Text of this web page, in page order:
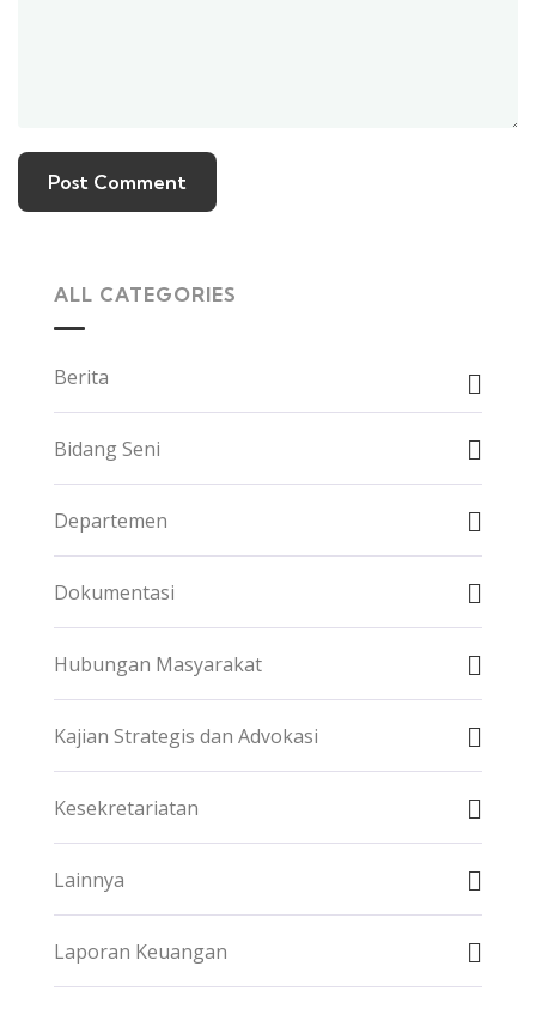
ALL CATEGORIES
Berita
Bidang Seni
Departemen
Dokumentasi
Hubungan Masyarakat
Kajian Strategis dan Advokasi
Kesekretariatan
Lainnya
Laporan Keuangan